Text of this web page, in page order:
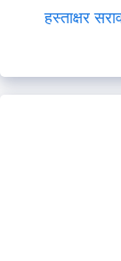
हस्ताक्षर